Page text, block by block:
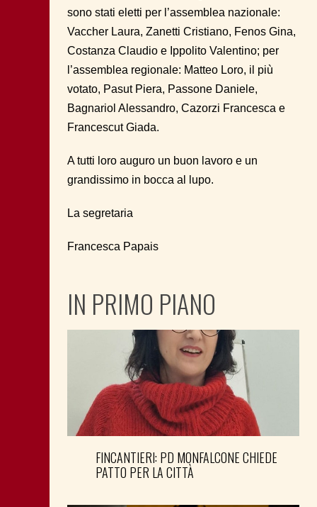
sono stati eletti per l’assemblea nazionale:
Vaccher Laura, Zanetti Cristiano, Fenos Gina,
Costanza Claudio e Ippolito Valentino; per
l’assemblea regionale: Matteo Loro, il più
votato, Pasut Piera, Passone Daniele,
Bagnariol Alessandro, Cazorzi Francesca e
Francescut Giada.
A tutti loro auguro un buon lavoro e un
grandissimo in bocca al lupo.
La segretaria
Francesca Papais
IN PRIMO PIANO
FINCANTIERI: PD MONFALCONE CHIEDE
PATTO PER LA CITTÀ